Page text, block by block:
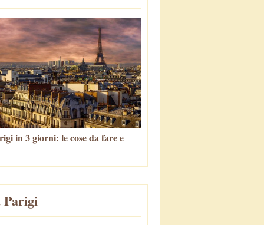
in 3 giorni: le cose da fare e
Parigi